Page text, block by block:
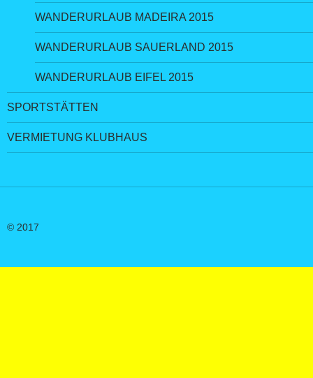
WANDERURLAUB MADEIRA 2015
WANDERURLAUB SAUERLAND 2015
WANDERURLAUB EIFEL 2015
SPORTSTÄTTEN
VERMIETUNG KLUBHAUS
© 2017